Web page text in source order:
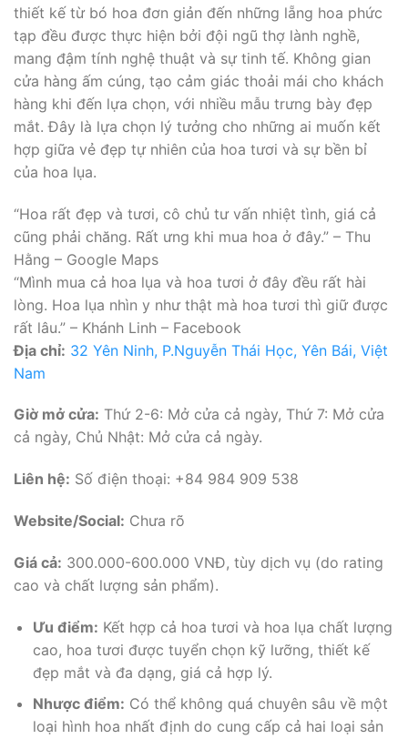
thiết kế từ bó hoa đơn giản đến những lẵng hoa phức
tạp đều được thực hiện bởi đội ngũ thợ lành nghề,
mang đậm tính nghệ thuật và sự tinh tế. Không gian
cửa hàng ấm cúng, tạo cảm giác thoải mái cho khách
hàng khi đến lựa chọn, với nhiều mẫu trưng bày đẹp
mắt. Đây là lựa chọn lý tưởng cho những ai muốn kết
hợp giữa vẻ đẹp tự nhiên của hoa tươi và sự bền bỉ
của hoa lụa.
“Hoa rất đẹp và tươi, cô chủ tư vấn nhiệt tình, giá cả
cũng phải chăng. Rất ưng khi mua hoa ở đây.” – Thu
Hằng – Google Maps
“Mình mua cả hoa lụa và hoa tươi ở đây đều rất hài
lòng. Hoa lụa nhìn y như thật mà hoa tươi thì giữ được
rất lâu.” – Khánh Linh – Facebook
Địa chỉ: 32 Yên Ninh, P.Nguyễn Thái Học, Yên Bái, Việt
Nam
Giờ mở cửa: Thứ 2-6: Mở cửa cả ngày, Thứ 7: Mở cửa
cả ngày, Chủ Nhật: Mở cửa cả ngày.
Liên hệ: Số điện thoại: +84 984 909 538
Website/Social: Chưa rõ
Giá cả: 300.000-600.000 VNĐ, tùy dịch vụ (do rating
cao và chất lượng sản phẩm).
Ưu điểm: Kết hợp cả hoa tươi và hoa lụa chất lượng
cao, hoa tươi được tuyển chọn kỹ lưỡng, thiết kế
đẹp mắt và đa dạng, giá cả hợp lý.
Nhược điểm: Có thể không quá chuyên sâu về một
loại hình hoa nhất định do cung cấp cả hai loại sản